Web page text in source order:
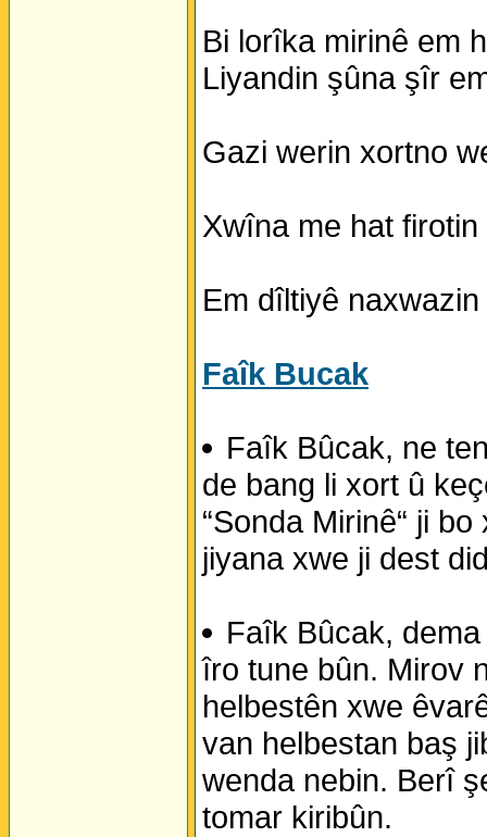
Bi lorîka mirinê em
Liyandin şûna şîr
Gazi werin xortno
Xwîna me hat
Em dîltiyê
Faîk Bucak
Faîk Bûcak, ne
de bang li xort û
“Sonda Mirinê“ ji
jiyana xwe ji dest
Faîk Bûcak,
îro tune bûn. Mirov
helbestên xwe
van helbestan baş
wenda nebin. Berî
tomar kiribûn.